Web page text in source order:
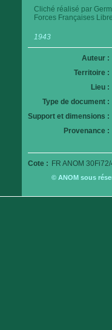
Cliché réalisé par
Forces Françaises
1943
Auteur :
Territoire :
Lieu :
Type de document :
Support et dimensions :
Provenance :
Cote : FR ANOM
© ANOM sous